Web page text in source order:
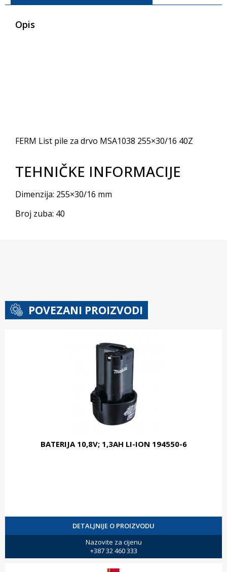
Opis
FERM List pile za drvo MSA1038 255×30/16 40Z
TEHNIČKE INFORMACIJE
Dimenzija: 255×30/16 mm
Broj zuba: 40
POVEZANI PROIZVODI
BATERIJA 10,8V; 1,3AH LI-ION 194550-6
DETALJNIJE O PROIZVODU
Nazovite za cijenu
+387 32 460 333